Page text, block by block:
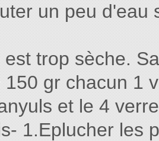
un peu
trop sèche.
gr chacun 1
et le 4
1.Eplucher les